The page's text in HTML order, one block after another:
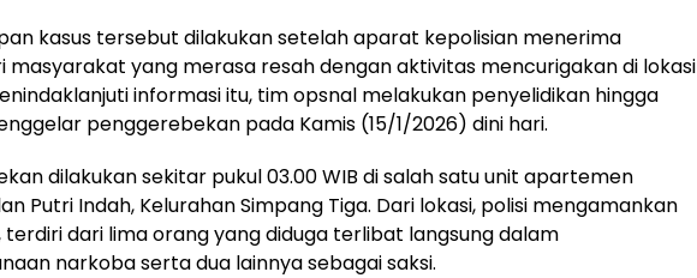
kasus tersebut dilakukan setelah aparat kepolisian menerima
masyarakat yang merasa resah dengan aktivitas mencurigakan di lokasi
informasi itu, tim opsnal melakukan penyelidikan hingga
penggerebekan pada Kamis (15/1/2026) dini hari.
dilakukan sekitar pukul 03.00 WIB di salah satu unit apartemen
Putri Indah, Kelurahan Simpang Tiga. Dari lokasi, polisi mengamankan
terdiri dari lima orang yang diduga terlibat langsung dalam
narkoba serta dua lainnya sebagai saksi.